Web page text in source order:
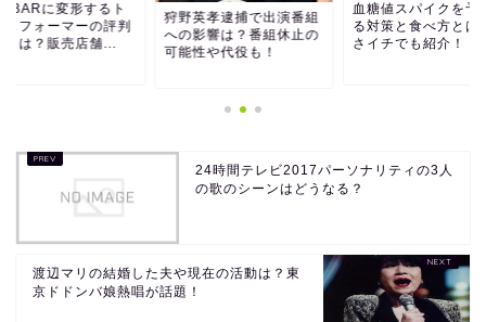
に変形するト
スフォーマーの評判
ミは？販売店舗...
狩野英孝逮捕で出演番組
への影響は？番組休止の
可能性や代役も！
血糖値スパイクを予
る対策と食べ方とは
さイチでも紹介！
24時間テレビ2017パーソナリティの3人
の歌のシーンはどうなる？
渡辺マリの結婚した夫や現在の活動は？東
京ドドンバ娘熱唱が話題！